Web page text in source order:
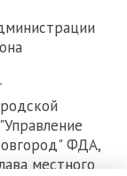
ФДА,
местного